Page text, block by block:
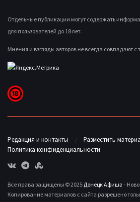
Отдельные публикации могут содержать
для пользователей до 18 лет.
Мнения и взгляды авторов не всегда совпадают с
Редакция и контакты
Разместить
Политика конфиденциальности
Все права защищены © 2025 Донецк Афиша -
Копирование материалов с сайта разрешено